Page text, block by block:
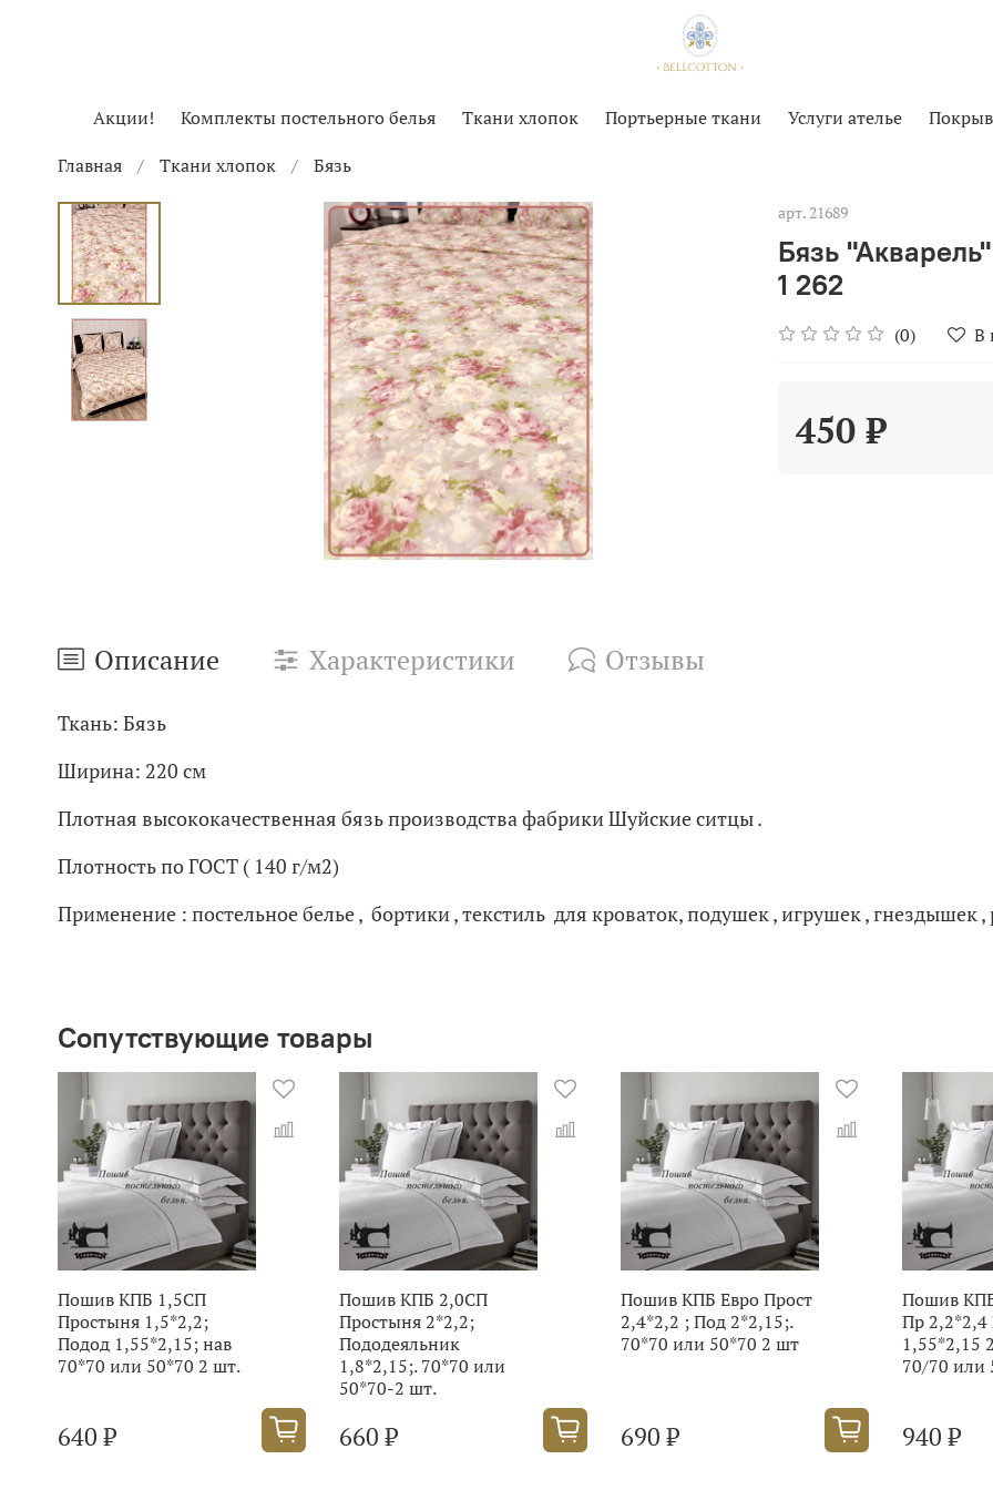
Акции! Комплекты постельного белья Ткани хлопок Портьерные ткани Услуги ателье
Главная
Ткани хлопок Бязь
арт. 21689
Бязь
1 262
(0) В
450 ₽
Описание Характеристики Отзывы
Ткань: Бязь
Ширина: 220 см
Плотная высококачественная бязь производства фабрики Шуйские ситцы .
Плотность по ГОСТ ( 140 г/м2)
Применение : постельное белье , бортики , текстиль для кроваток, подушек , игрушек , гнездышек
Сопутствующие товары
Пошив КПБ 1,5СП
Простыня 1,5*2,2;
Подод 1,55*2,15; нав
70*70 или 50*70 2 шт.
640 ₽
Пошив КПБ 2,0СП
Простыня 2*2,2;
Пододеяльник
1,8*2,15;. 70*70 или
50*70-2 шт.
660 ₽
Пошив КПБ Евро Прост
2,4*2,2 ; Под 2*2,15;.
70*70 или 50*70 2 шт
690 ₽
Пошив
Пр 2,2*2,4
1,55*2,15
70/70 или
940 ₽